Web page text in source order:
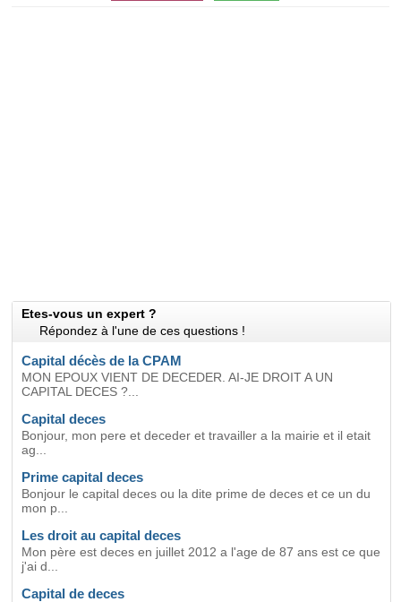
Etes-vous un expert ?
Répondez à l'une de ces questions !
Capital décès de la CPAM
MON EPOUX VIENT DE DECEDER. AI-JE DROIT A UN
CAPITAL DECES ?...
Capital deces
Bonjour, mon pere et deceder et travailler a la mairie et il etait
ag...
Prime capital deces
Bonjour le capital deces ou la dite prime de deces et ce un du
mon p...
Les droit au capital deces
Mon père est deces en juillet 2012 a l'age de 87 ans est ce que
j'ai d...
Capital de deces